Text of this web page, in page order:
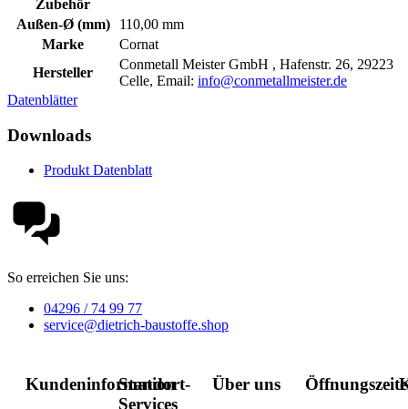
Zubehör
Außen-Ø (mm)
110,00 mm
Marke
Cornat
Hersteller
Conmetall Meister GmbH , Hafenstr. 26, 29223
Celle, Email: info@conmetallmeister.de
Datenblätter
Downloads
Produkt Datenblatt
So erreichen Sie uns:
04296 / 74 99 77
service@dietrich-baustoffe.shop
Kundeninformation
Standort-
Services
Über uns